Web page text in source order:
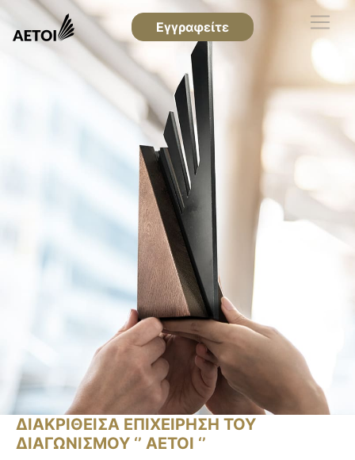
Εγγραφείτε
ΔΙΑΚΡΙΘΕΙΣΑ ΕΠΙΧΕΙΡΗΣΗ ΤΟΥ
ΔΙΑΓΩΝΙΣΜΟΥ ‘’ ΑΕΤΟΙ ‘’